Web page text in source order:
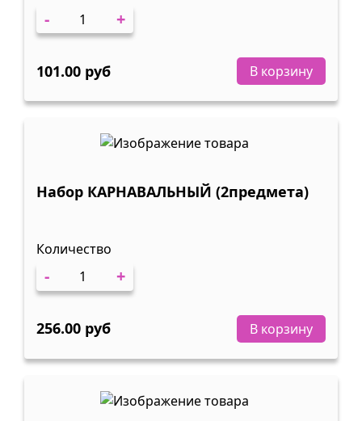
- +
101.00 руб В корзину
Набор КАРНАВАЛЬНЫЙ (2предмета)
Количество
- +
256.00 руб В корзину